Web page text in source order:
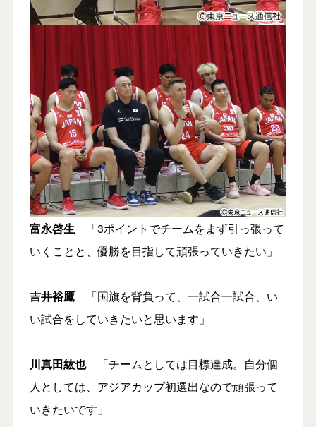
富永啓生「3ポイントでチームをまず引っ張って
いくことと、優勝を目指して頑張っていきたい」
吉井裕鷹「国旗を背負って、一試合一試合、い
い試合をしていきたいと思います」
川真田紘也「チームとしては目標達成。自分個
人としては、アジアカップ初選出なので頑張って
いきたいです」